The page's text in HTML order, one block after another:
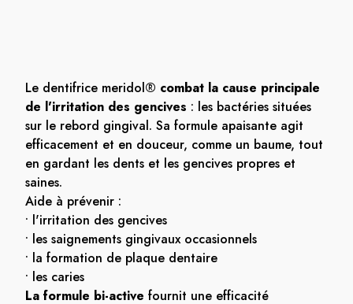
Le dentifrice meridol® combat la cause principale
de l'irritation des gencives : les bactéries situées
sur le rebord gingival. Sa formule apaisante agit
efficacement et en douceur, comme un baume, tout
en gardant les dents et les gencives propres et
saines.
Aide à prévenir :
• l'irritation des gencives
• les saignements gingivaux occasionnels
• la formation de plaque dentaire
• les caries
La formule bi-active fournit une efficacité